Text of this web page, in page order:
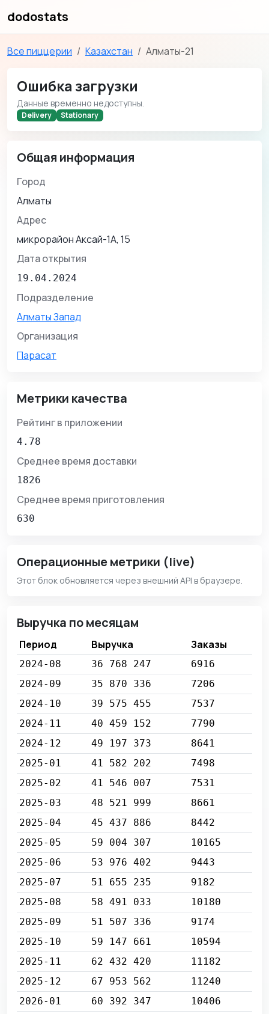
dodostats
Все пиццерии Казахстан Алматы-21
Ошибка загрузки
Данные временно недоступны.
Delivery Stationary
Общая информация
Город
Алматы
Адрес
микрорайон Аксай-1А, 15
Дата открытия
19.04.2024
Подразделение
Алматы Запад
Организация
Парасат
Метрики качества
Рейтинг в приложении
4.78
Среднее время доставки
1826
Среднее время приготовления
630
Операционные метрики (live)
Этот блок обновляется через внешний API в браузере.
Выручка по месяцам
Период Выручка Заказы
2024-08 36 768 247
6916
2024-09
35 870 336
7206
2024-10
39 575 455
7537
2024-11
40 459 152
7790
2024-12
49 197 373
8641
2025-01
41 582 202
7498
2025-02
41 546 007
7531
2025-03
48 521 999
8661
2025-04
45 437 886
8442
2025-05
59 004 307
10165
2025-06
53 976 402
9443
2025-07
51 655 235
9182
2025-08
58 491 033
10180
2025-09
51 507 336
9174
2025-10
59 147 661
10594
2025-11
62 432 420
11182
2025-12
67 953 562
11240
2026-01
60 392 347 10406